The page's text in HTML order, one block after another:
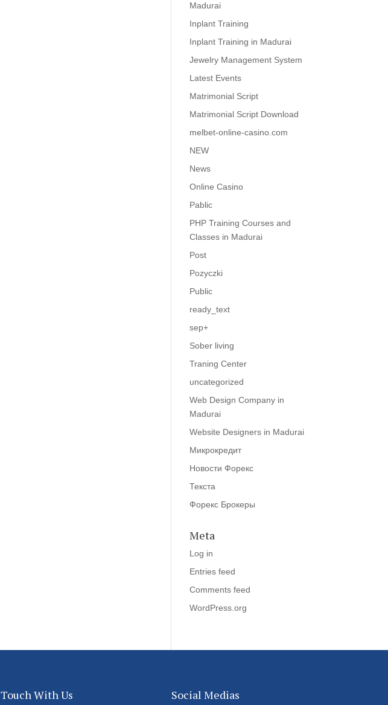
Madurai
Inplant Training
Inplant Training in Madurai
Jewelry Management System
Latest Events
Matrimonial Script
Matrimonial Script Download
melbet-online-casino.com
NEW
News
Online Casino
Pablic
PHP Training Courses and
Classes in Madurai
Post
Pozyczki
Public
ready_text
sep+
Sober living
Traning Center
uncategorized
Web Design Company in
Madurai
Website Designers in Madurai
Микрокредит
Новости Форекс
Текста
Форекс Брокеры
Meta
Log in
Entries feed
Comments feed
WordPress.org
Touch With Us Social Medias